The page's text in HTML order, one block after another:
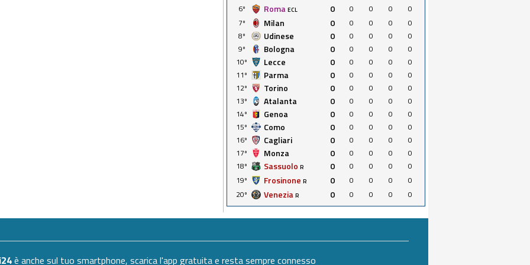
6º
Roma ECL 0 0 0 0
0
7º
Milan 0 0 0 0
0
8º
Udinese 0 0 0 0
0
9º
Bologna 0 0 0 0
0
10º
Lecce 0 0 0 0
0
11º
Parma 0 0 0 0
0
12º
Torino 0 0 0 0
0
13º
Atalanta 0 0 0 0
0
14º
Genoa 0 0 0 0
0
15º
Como 0 0 0 0
0
16º
Cagliari 0 0 0 0
0
17º
Monza 0 0 0 0
0
18º
Sassuolo R 0 0 0 0
0
19º
Frosinone R 0 0 0 0
0
20º
Venezia R 0 0 0 0 0
è anche sul tuo smartphone, scarica l'app gratuita e resta sempre connesso